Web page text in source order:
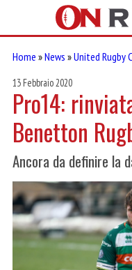
Home »News »United Rugby
13 Febbraio 2020
Pro14:
Benetton
Ancora da definire la